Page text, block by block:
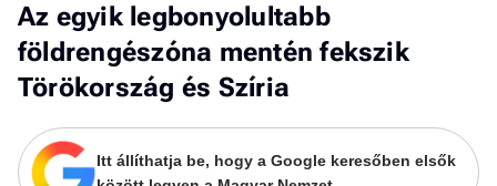
Az egyik legbonyolultabb
földrengészóna mentén fekszik
Törökország és Szíria
Itt állíthatja be, hogy a Google keresőben elsők